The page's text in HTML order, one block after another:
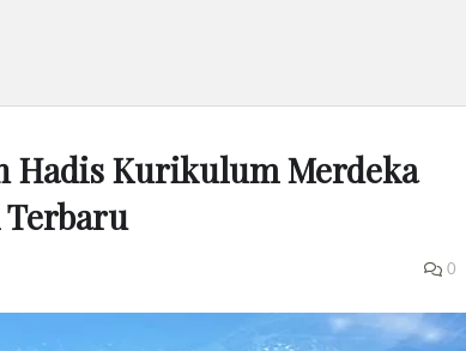
Hadis Kurikulum Merdeka
0